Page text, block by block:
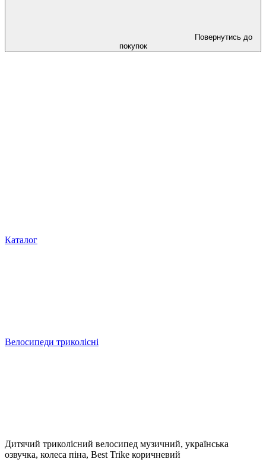
Повернутись до
покупок
Каталог
Велосипеди триколісні
Дитячий триколісний велосипед музичний, українська
озвучка, колеса піна, Best Trike коричневий